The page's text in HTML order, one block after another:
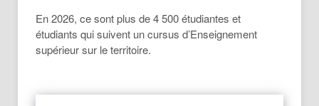
En 2026, ce sont plus de 4 500 étudiantes et
étudiants qui suivent un cursus d’Enseignement
supérieur sur le territoire.